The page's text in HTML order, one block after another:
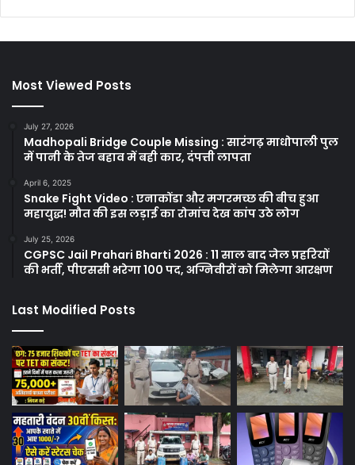
Most Viewed Posts
July 27, 2026
Madhopali Bridge Couple Missing : सारंगढ़ माधोपाली पुल
में पानी के तेज बहाव में बही कार, दंपत्ती लापता
April 6, 2025
Snake Fight Video : एनाकोंडा और मगरमच्छ की बीच हुआ
महायुद्ध! मौत की इस लड़ाई का रोमांच देख कांप उठे लोग
July 25, 2026
CGPSC Jail Prahari Bharti 2026 : 11 साल बाद जेल प्रहरियों
की भर्ती, पीएससी भरेगा 100 पद, अग्निवीरों को मिलेगा आरक्षण
Last Modified Posts